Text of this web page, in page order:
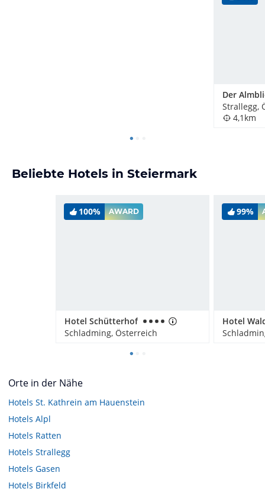
Der
Strallegg,
4,1km
Beliebte Hotels in Steiermark
100% AWARD
Hotel Schütterhof
Schladming, Österreich
99%
Hotel
Orte in der Nähe
Hotels St. Kathrein am Hauenstein
Hotels Alpl
Hotels Ratten
Hotels Strallegg
Hotels Gasen
Hotels Birkfeld